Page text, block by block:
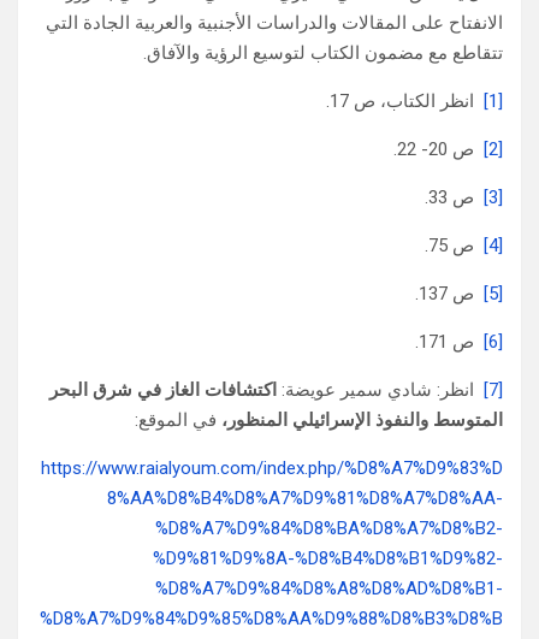
الانفتاح على المقالات والدراسات الأجنبية والعربية الجادة التي
تتقاطع مع مضمون الكتاب لتوسيع الرؤية والآفاق.
[1] انظر الكتاب، ص 17.
[2] ص 20- 22.
[3] ص 33.
[4] ص 75.
[5] ص 137.
[6] ص 171.
[7] انظر: شادي سمير عويضة: اكتشافات الغاز في شرق البحر
المتوسط والنفوذ الإسرائيلي المنظور، في الموقع:
https://www.raialyoum.com/index.php/%D8%A7%D9%83%D
8%AA%D8%B4%D8%A7%D9%81%D8%A7%D8%AA-
%D8%A7%D9%84%D8%BA%D8%A7%D8%B2-
%D9%81%D9%8A-%D8%B4%D8%B1%D9%82-
%D8%A7%D9%84%D8%A8%D8%AD%D8%B1-
%D8%A7%D9%84%D9%85%D8%AA%D9%88%D8%B3%D8%B